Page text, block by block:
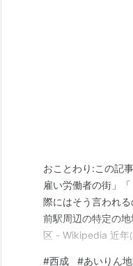
おことわり:この記
雇い労働者の街」
際にはそう言われ
前駅周辺の特定の
区 - Wikipedia 近年
#西成 #あいりん